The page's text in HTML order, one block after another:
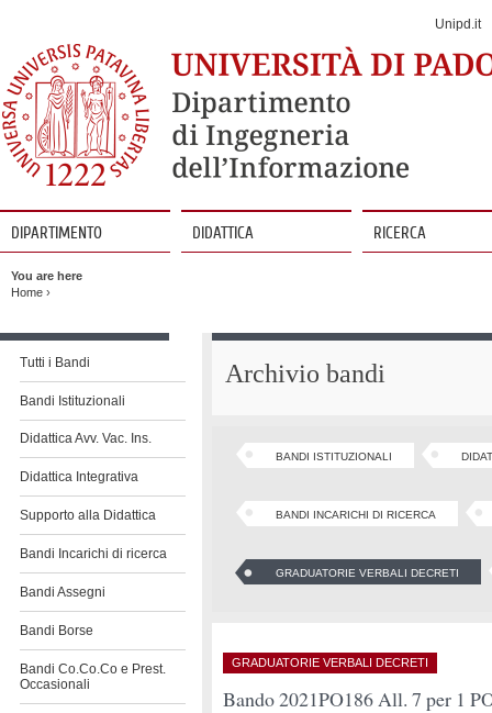
Unipd.it
DIPARTIMENTO DIDATTICA RICERCA
contenuto
You are here
Home ›
Vai
contenuto
Tutti i Bandi
Bandi Istituzionali
Didattica Avv. Vac. Ins.
Didattica Integrativa
Supporto alla Didattica
Bandi Incarichi di ricerca
Bandi Assegni
Bandi Borse
Bandi Co.Co.Co e Prest.
Occasionali
Archivio bandi
BANDI ISTITUZIONALI
BANDI INCARICHI DI RICERCA
GRADUATORIE VERBALI DECRETI
GRADUATORIE VERBALI DECRETI
Bando 2021PO186 All. 7 per 1